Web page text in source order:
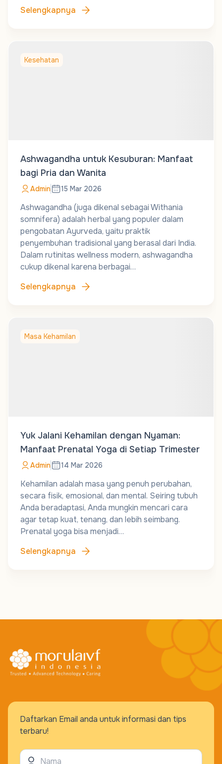
Selengkapnya
Kesehatan
Ashwagandha untuk Kesuburan: Manfaat
bagi Pria dan Wanita
Admin 15 Mar 2026
Ashwagandha (juga dikenal sebagai Withania
somnifera) adalah herbal yang populer dalam
pengobatan Ayurveda, yaitu praktik
penyembuhan tradisional yang berasal dari India.
Dalam rutinitas wellness modern, ashwagandha
cukup dikenal karena berbagai…
Selengkapnya
Masa Kehamilan
Yuk Jalani Kehamilan dengan Nyaman:
Manfaat Prenatal Yoga di Setiap Trimester
Admin 14 Mar 2026
Kehamilan adalah masa yang penuh perubahan,
secara fisik, emosional, dan mental. Seiring tubuh
Anda beradaptasi, Anda mungkin mencari cara
agar tetap kuat, tenang, dan lebih seimbang.
Prenatal yoga bisa menjadi…
Selengkapnya
Daftarkan Email anda untuk informasi dan tips
terbaru!